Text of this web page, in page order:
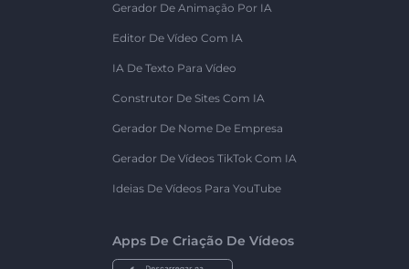
Gerador De Animação Por IA
Editor De Vídeo Com IA
IA De Texto Para Vídeo
Construtor De Sites Com IA
Gerador De Nome De Empresa
Gerador De Vídeos TikTok Com IA
Ideias De Vídeos Para YouTube
Apps De Criação De Vídeos